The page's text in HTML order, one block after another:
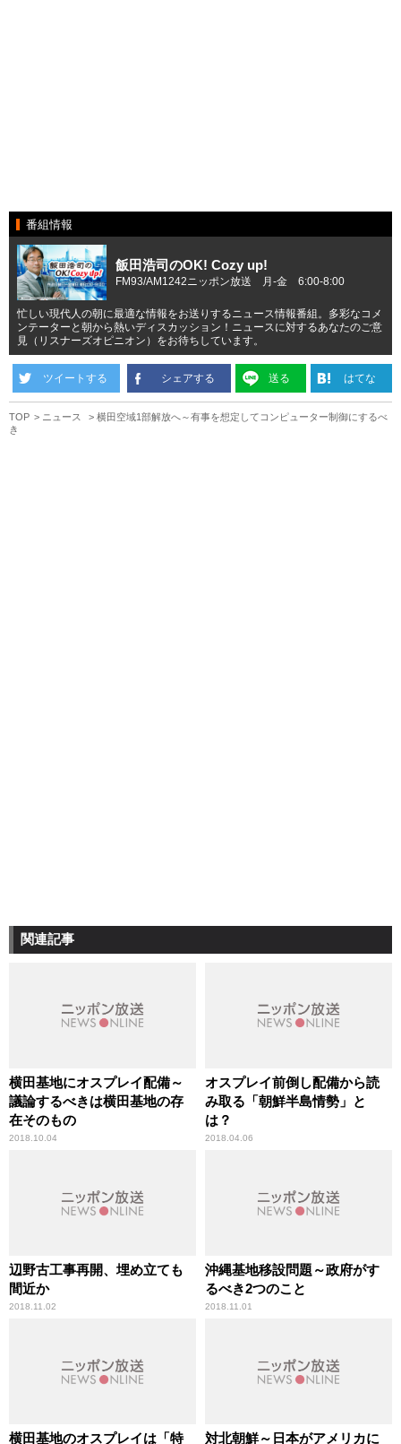
番組情報
飯田浩司のOK! Cozy up!
FM93/AM1242ニッポン放送 月-金 6:00-8:00
忙しい現代人の朝に最適な情報をお送りするニュース情報番組。多彩なコメ
ンテーターと朝から熱いディスカッション！ニュースに対するあなたのご意
見（リスナーズオピニオン）をお待ちしています。
ツイートする シェアする 送る はてな
TOP ニュース
横田空域1部解放へ～有事を想定してコンピューター制御にするべ
き
関連記事
横田基地にオスプレイ配備～
議論するべきは横田基地の存
在そのもの
2018.10.04
オスプレイ前倒し配備から読
み取る「朝鮮半島情勢」と
は？
2018.04.06
辺野古工事再開、埋め立ても
間近か
2018.11.02
沖縄基地移設問題～政府がす
るべき2つのこと
2018.11.01
横田基地のオスプレイは「特
対北朝鮮～日本がアメリカに